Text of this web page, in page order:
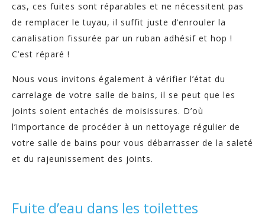
cas, ces fuites sont réparables et ne nécessitent pas
de remplacer le tuyau, il suffit juste d’enrouler la
canalisation fissurée par un ruban adhésif et hop !
C’est réparé !
Nous vous invitons également à vérifier l’état du
carrelage de votre salle de bains, il se peut que les
joints soient entachés de moisissures. D’où
l’importance de procéder à un nettoyage régulier de
votre salle de bains pour vous débarrasser de la saleté
et du rajeunissement des joints.
Fuite d’eau dans les toilettes